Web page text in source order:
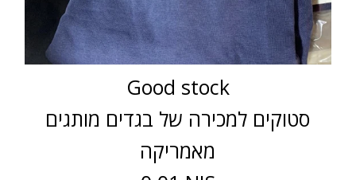
Good stock
סטוקים למכירה של בגדים מותגים
מאמריקה